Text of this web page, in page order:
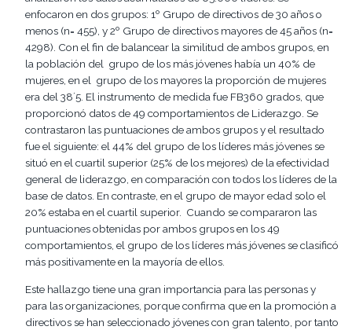
enfocaron en dos grupos: 1º Grupo de directivos de 30 años o
menos (n= 455), y 2º Grupo de directivos mayores de 45 años (n=
4298). Con el fin de balancear la similitud de ambos grupos, en
la población del grupo de los más jóvenes había un 40% de
mujeres, en el grupo de los mayores la proporción de mujeres
era del 38´5. El instrumento de medida fue FB360 grados, que
proporcionó datos de 49 comportamientos de Liderazgo. Se
contrastaron las puntuaciones de ambos grupos y el resultado
fue el siguiente: el 44% del grupo de los líderes más jóvenes se
situó en el cuartil superior (25% de los mejores) de la efectividad
general de liderazgo, en comparación con todos los líderes de la
base de datos. En contraste, en el grupo de mayor edad solo el
20% estaba en el cuartil superior. Cuando se compararon las
puntuaciones obtenidas por ambos grupos en los 49
comportamientos, el grupo de los líderes más jóvenes se clasificó
más positivamente en la mayoría de ellos.
Este hallazgo tiene una gran importancia para las personas y
para las organizaciones, porque confirma que en la promoción a
directivos se han seleccionado jóvenes con gran talento, por tanto